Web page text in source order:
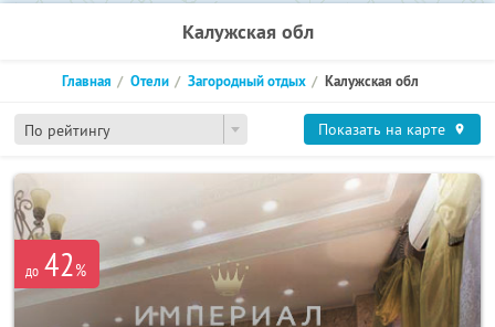
Калужская обл
По рейтингу
Главная Отели Загородный отдых Калужская обл
Показать на карте
до 42%